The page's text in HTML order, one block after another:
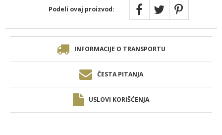
Podeli ovaj proizvod:
INFORMACIJE O TRANSPORTU
ČESTA PITANJA
USLOVI KORIŠĆENJA